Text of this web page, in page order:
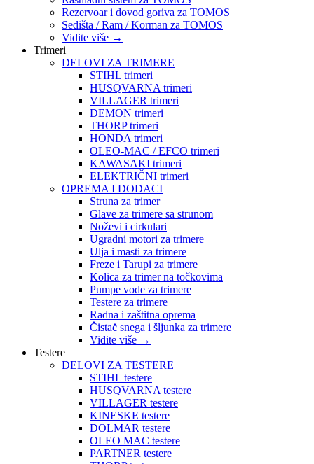
Rezervoar i dovod goriva za TOMOS
Sedišta / Ram / Korman za TOMOS
Vidite više →
Trimeri
DELOVI ZA TRIMERE
STIHL trimeri
HUSQVARNA trimeri
VILLAGER trimeri
DEMON trimeri
THORP trimeri
HONDA trimeri
OLEO-MAC / EFCO trimeri
KAWASAKI trimeri
ELEKTRIČNI trimeri
OPREMA I DODACI
Struna za trimer
Glave za trimere sa strunom
Noževi i cirkulari
Ugradni motori za trimere
Ulja i masti za trimere
Freze i Tarupi za trimere
Kolica za trimer na točkovima
Pumpe vode za trimere
Testere za trimere
Radna i zaštitna oprema
Čistač snega i šljunka za trimere
Vidite više →
Testere
DELOVI ZA TESTERE
STIHL testere
HUSQVARNA testere
VILLAGER testere
KINESKE testere
DOLMAR testere
OLEO MAC testere
PARTNER testere